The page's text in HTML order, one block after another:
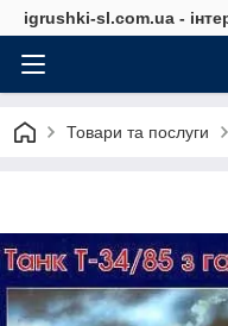
igrushki-sl.com.ua -
Товари та послуги